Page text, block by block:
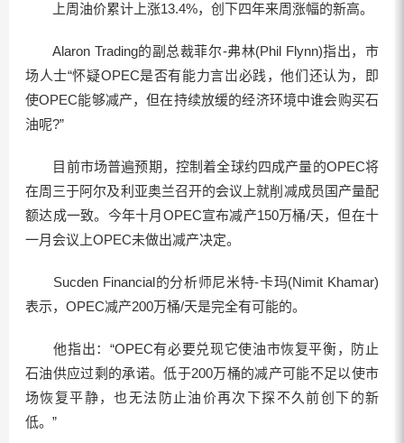
上周油价累计上涨13.4%，创下四年来周涨幅的新高。
Alaron Trading的副总裁菲尔-弗林(Phil Flynn)指出，市
场人士“怀疑OPEC是否有能力言岀必践，他们还认为，即
使OPEC能够减产，但在持续放缓的经济环境中谁会购买石
油呢?”
目前市场普遍预期，控制着全球约四成产量的OPEC将
在周三于阿尔及利亚奥兰召开的会议上就削减成员国产量配
额达成一致。今年十月OPEC宣布减产150万桶/天，但在十
一月会议上OPEC未做出减产决定。
Sucden Financial的分析师尼米特-卡玛(Nimit Khamar)
表示，OPEC减产200万桶/天是完全有可能的。
他指出：“OPEC有必要兑现它使油市恢复平衡，防止
石油供应过剩的承诺。低于200万桶的减产可能不足以使市
场恢复平静，也无法防止油价再次下探不久前创下的新
低。”